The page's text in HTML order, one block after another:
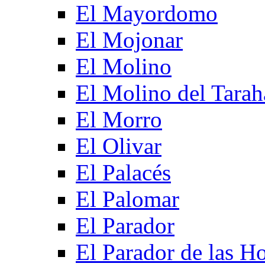
El Mayordomo
El Mojonar
El Molino
El Molino del
El Morro
El Olivar
El Palacés
El Palomar
El Parador
El Parador de las